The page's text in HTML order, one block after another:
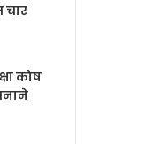
चार
कोष